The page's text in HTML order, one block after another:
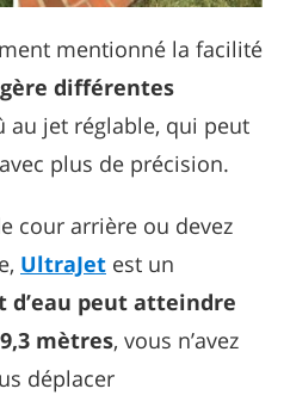
mentionné la facilité
gère différentes
au jet réglable, qui peut
plus de précision.
cour arrière ou devez
UltraJet est un
d’eau peut atteindre
mètres, vous n’avez
déplacer